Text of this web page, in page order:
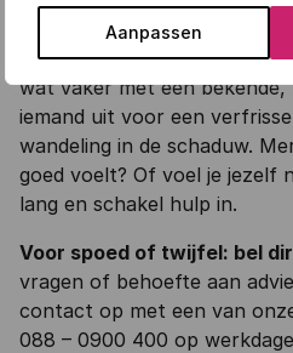
Aanpassen
Niet iedereen reageert
het belangrijk om extra
wat vaker met een
iemand uit voor een
wandeling in de schaduw.
goed voelt? Of voel je jezelf
lang en schakel hulp in.
Voor spoed of twijfel: bel
vragen of behoefte aan
contact op met een van
088 – 0900 400 op